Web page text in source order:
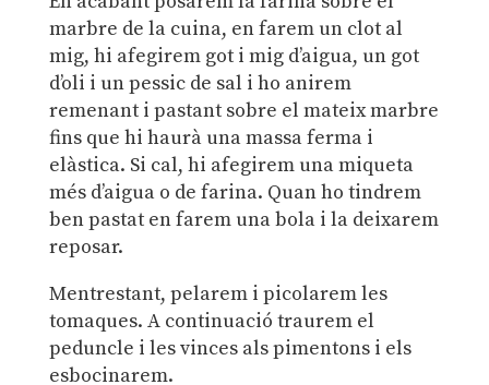
marbre de la cuina, en farem un clot al
mig, hi afegirem got i mig d’aigua, un got
d’oli i un pessic de sal i ho anirem
remenant i pastant sobre el mateix marbre
fins que hi haurà una massa ferma i
elàstica. Si cal, hi afegirem una miqueta
més d’aigua o de farina. Quan ho tindrem
ben pastat en farem una bola i la deixarem
reposar.
Mentrestant, pelarem i picolarem les
tomaques. A continuació traurem el
peduncle i les vinces als pimentons i els
esbocinarem.